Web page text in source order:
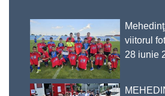
viitorul
28 iunie